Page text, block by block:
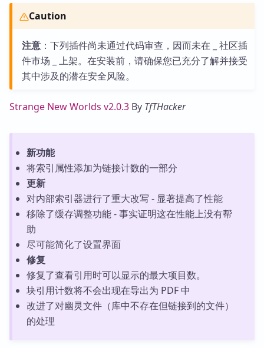
Caution
注意：下列插件尚未通过代码审查，因而未在 _ 社区插
件市场 _ 上架。在安装前，请确保您已充分了解并接受
其中涉及的潜在安全风险。
Strange New Worlds v2.0.3 By TfTHacker
新功能
将索引属性添加为链接计数的一部分
更新
对内部索引器进行了重大改写 - 显著提高了性能
移除了缓存调整功能 - 事实证明这在性能上没有帮
助
尽可能简化了设置界面
修复
修复了查看引用时可以显示的最大项目数。
块引用计数将不会出现在导出为 PDF 中
改进了对幽灵文件（库中不存在但链接到的文件）
的处理